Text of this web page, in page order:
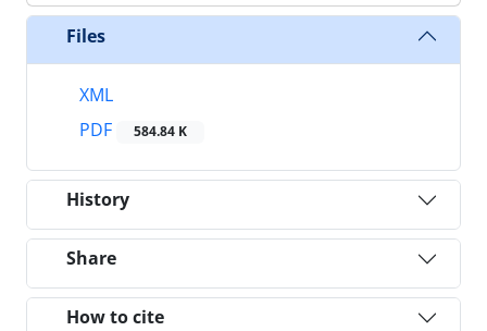
Files
XML
PDF
584.84 K
History
Share
How to cite